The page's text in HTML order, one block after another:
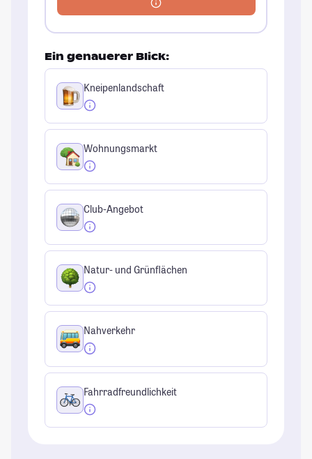
Ein genauerer Blick:
Kneipenlandschaft
Wohnungsmarkt
Club-Angebot
Natur- und Grünflächen
Nahverkehr
Fahrradfreundlichkeit